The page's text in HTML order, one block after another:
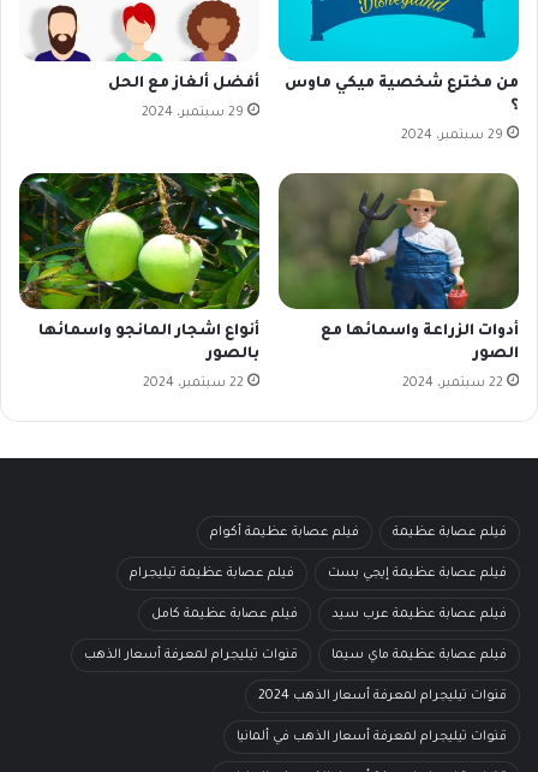
من مخترع شخصية ميكي ماوس
؟
29 سبتمبر، 2024
أفضل ألغاز مع الحل
29 سبتمبر، 2024
أدوات الزراعة واسمائها مع
الصور
22 سبتمبر، 2024
أنواع اشجار المانجو واسمائها
بالصور
22 سبتمبر، 2024
فيلم عصابة عظيمة فيلم عصابة عظيمة أكوام
فيلم عصابة عظيمة إيجي بست فيلم عصابة عظيمة تيليجرام
فيلم عصابة عظيمة عرب سيد فيلم عصابة عظيمة كامل
فيلم عصابة عظيمة ماي سيما قنوات تيليجرام لمعرفة أسعار الذهب
قنوات تيليجرام لمعرفة أسعار الذهب 2024
قنوات تيليجرام لمعرفة أسعار الذهب في ألمانيا